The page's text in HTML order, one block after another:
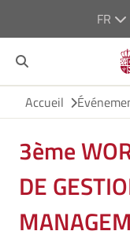
FR
Accueil
3ème
DE